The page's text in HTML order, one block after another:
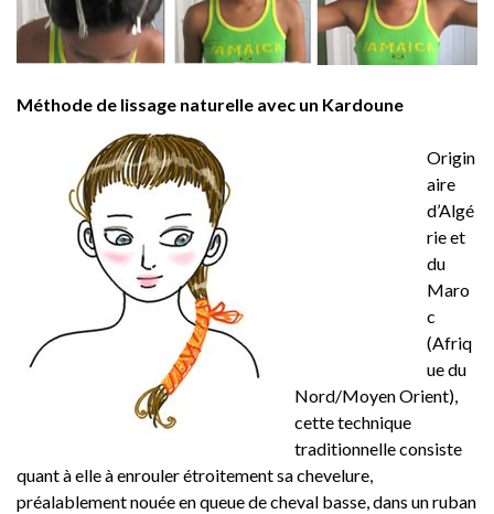
Méthode de lissage naturelle avec un Kardoune
Origin
aire
d’Algé
rie et
du
Maro
c
(Afriq
ue du
Nord/Moyen Orient),
cette technique
traditionnelle consiste
quant à elle à enrouler étroitement sa chevelure,
préalablement nouée en queue de cheval basse, dans un ruban